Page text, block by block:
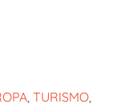
, TURISMO